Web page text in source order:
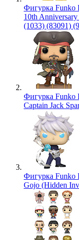
Фигурка Funko
10th
(1033) (83091)
Фигурка Funko
Captain Jack
Фигурка Funko
Gojo (Hidden